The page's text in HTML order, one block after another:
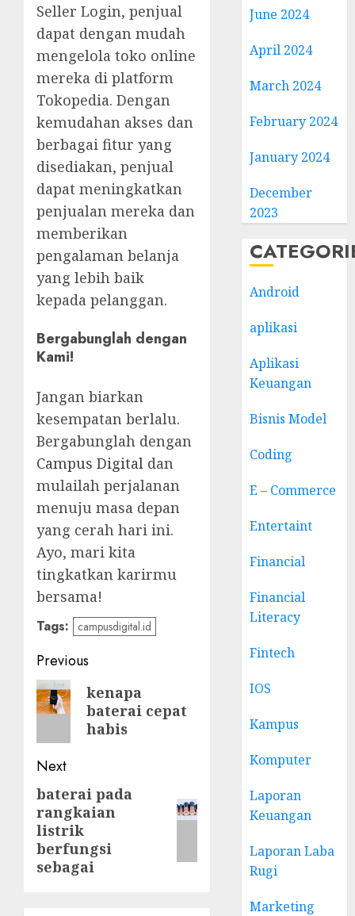
Seller Login, penjual
dapat dengan mudah
mengelola toko online
mereka di platform
Tokopedia. Dengan
kemudahan akses dan
berbagai fitur yang
disediakan, penjual
dapat meningkatkan
penjualan mereka dan
memberikan
pengalaman belanja
yang lebih baik
kepada pelanggan.
Bergabunglah dengan
Kami!
Jangan biarkan
kesempatan berlalu.
Bergabunglah dengan
Campus Digital dan
mulailah perjalanan
menuju masa depan
yang cerah hari ini.
Ayo, mari kita
tingkatkan karirmu
bersama!
Tags: campusdigital.id
Post
navigation
Previous
Previous
post:
kenapa
baterai cepat
habis
Next
Next
post:
baterai pada
rangkaian
listrik
berfungsi
sebagai
June 2024
April 2024
March 2024
February 2024
January 2024
December
2023
Android
aplikasi
Aplikasi
Keuangan
Bisnis Model
Coding
E – Commerce
Entertaint
Financial
Financial
Literacy
Fintech
IOS
Kampus
Komputer
Laporan
Keuangan
Laporan Laba
Rugi
Marketing